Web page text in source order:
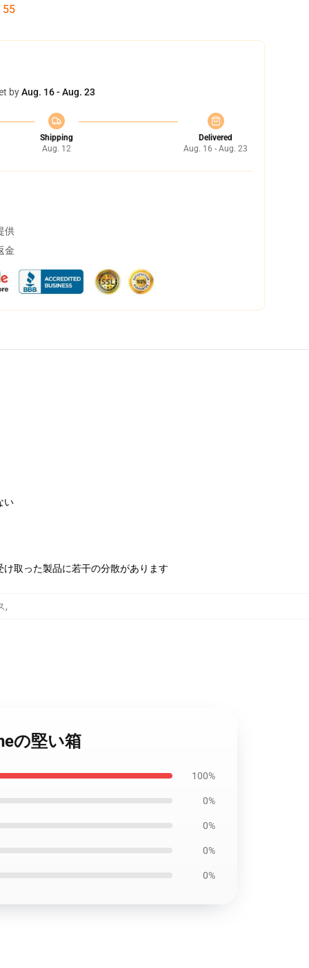
54
byAug. 16 - Aug. 23
Shipping
Aug. 12
Delivered
Aug. 16 - Aug. 23
供
金
い
取った製品に若干の分散があります
,
の堅い箱
100%
0%
0%
0%
0%